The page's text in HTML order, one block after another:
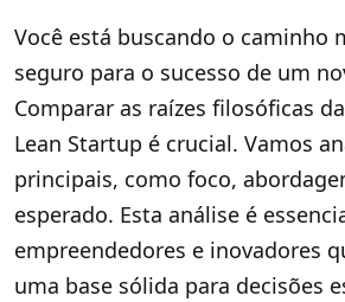
Você está buscando o caminho
seguro para o sucesso de um
Comparar as raízes filosóficas
Lean Startup é crucial. Vamos
principais, como foco,
esperado. Esta análise é
empreendedores e inovadores
uma base sólida para decisões